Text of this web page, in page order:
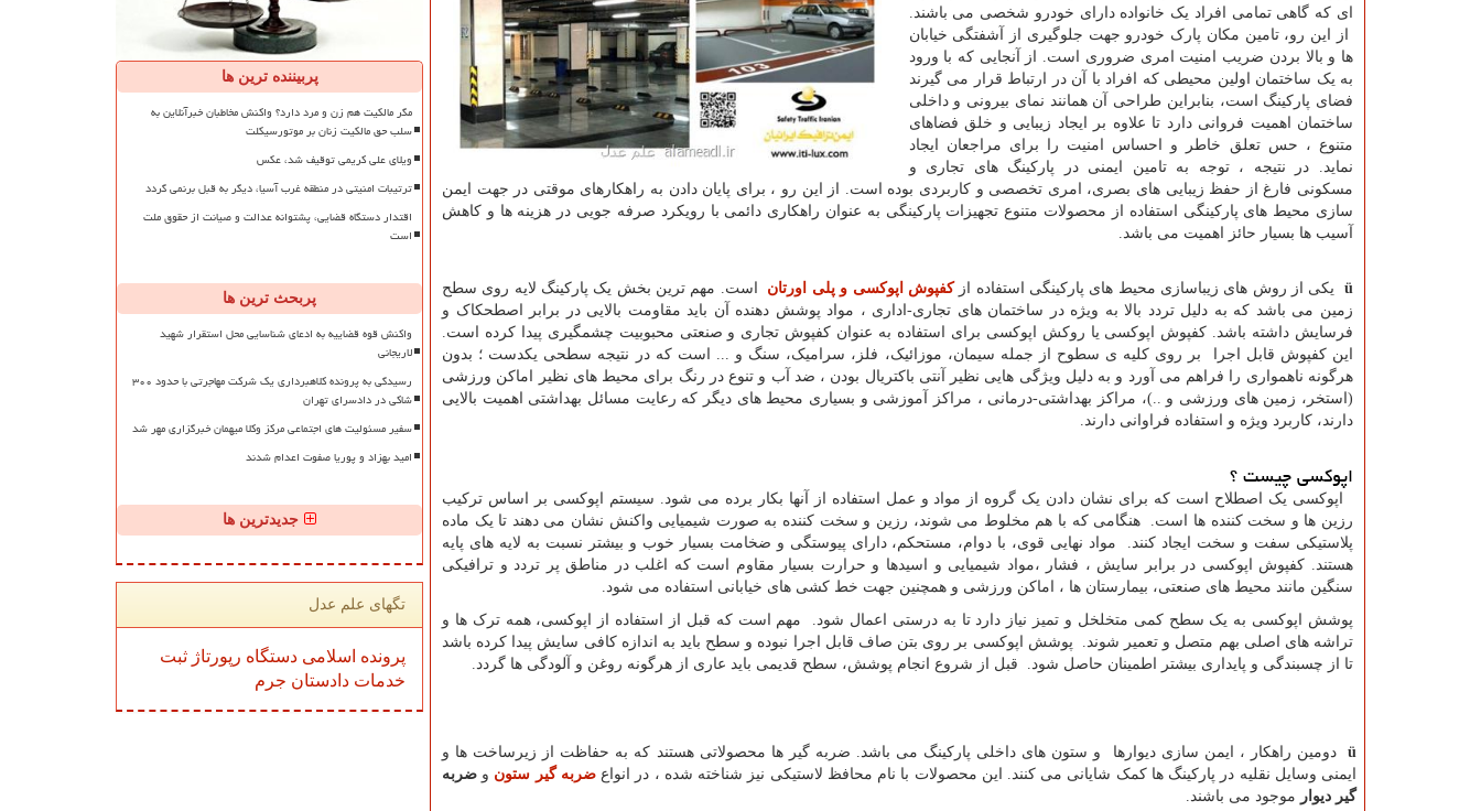
ای که گاهی تمامی افراد یک خانواده دارای خودرو شخصی می باشند.
از این رو، تامین مکان پارک خودرو جهت جلوگیری از آشفتگی خیابان
ها و بالا بردن ضریب امنیت امری ضروری است. از آنجایی که با ورود
به یک ساختمان اولین محیطی که افراد با آن در ارتباط قرار می گیرند
فضای پارکینگ است، بنابراین طراحی آن همانند نمای بیرونی و داخلی
ساختمان اهمیت فروانی دارد تا علاوه بر ایجاد زیبایی و خلق فضاهای
متنوع ، حس تعلق خاطر و احساس امنیت را برای مراجعان ایجاد
نماید. در نتیجه ، توجه به تامین ایمنی در پارکینگ های تجاری و
مسکونی فارغ از حفظ زیبایی های بصری، امری تخصصی و کاربردی بوده است. از این رو ، برای پایان دادن به راهکارهای موقتی در جهت ایمن
سازی محیط های پارکینگی استفاده از محصولات متنوع تجهیزات پارکینگی به عنوان راهکاری دائمی با رویکرد صرفه جویی در هزینه ها و کاهش
آسیب ها بسیار حائز اهمیت می باشد.
ü یکی از روش های زیباسازی محیط های پارکینگی استفاده ازکفپوش اپوکسی و پلی اورتان است. مهم ترین بخش یک پارکینگ لایه روی سطح
زمین می باشد که به دلیل تردد بالا به ویژه در ساختمان های تجاری-اداری ، مواد پوشش دهنده آن باید مقاومت بالایی در برابر اصطحکاک و
فرسایش داشته باشد. کفپوش اپوکسی یا روکش اپوکسی برای استفاده به عنوان کفپوش تجاری و صنعتی محبوبیت چشمگیری پیدا کرده است.
این کفپوش قابل اجرا بر روی کلیه ی سطوح از جمله سیمان، موزائیک، فلز، سرامیک، سنگ و ... است که در نتیجه سطحی یکدست ؛ بدون
هرگونه ناهمواری را فراهم می آورد و به دلیل ویژگی هایی نظیر آنتی باکتریال بودن ، ضد آب و تنوع در رنگ برای محیط های نظیر اماکن ورزشی
(استخر، زمین های ورزشی و ..)، مراکز بهداشتی-درمانی ، مراکز آموزشی و بسیاری محیط های دیگر که رعایت مسائل بهداشتی اهمیت بالایی
دارند، کاربرد ویژه و استفاده فراوانی دارند.
اپوکسی چیست ؟
اپوکسی یک اصطلاح است که برای نشان دادن یک گروه از مواد و عمل استفاده از آنها بکار برده می شود. سیستم اپوکسی بر اساس ترکیب
رزین ها و سخت کننده ها است. هنگامی که با هم مخلوط می شوند، رزین و سخت کننده به صورت شیمیایی واکنش نشان می دهند تا یک ماده
پلاستیکی سفت و سخت ایجاد کنند. مواد نهایی قوی، با دوام، مستحکم، دارای پیوستگی و ضخامت بسیار خوب و بیشتر نسبت به لایه های پایه
هستند. کفپوش اپوکسی در برابر سایش ، فشار ،مواد شیمیایی و اسیدها و حرارت بسیار مقاوم است که اغلب در مناطق پر تردد و ترافیکی
سنگین مانند محیط های صنعتی، بیمارستان ها ، اماکن ورزشی و همچنین جهت خط کشی های خیابانی استفاده می شود.
پوشش اپوکسی به یک سطح کمی متخلخل و تمیز نیاز دارد تا به درستی اعمال شود. مهم است که قبل از استفاده از اپوکسی، همه ترک ها و
تراشه های اصلی بهم متصل و تعمیر شوند. پوشش اپوکسی بر روی بتن صاف قابل اجرا نبوده و سطح باید به اندازه کافی سایش پیدا کرده باشد
تا از چسبندگی و پایداری بیشتر اطمینان حاصل شود. قبل از شروع انجام پوشش، سطح قدیمی باید عاری از هرگونه روغن و آلودگی ها گردد.
ü
دومین راهکار ، ایمن سازی دیوارها و ستون های داخلی پارکینگ می باشد. ضربه گیر ها محصولاتی هستند که به حفاظت از زیرساخت ها و
ایمنی وسایل نقلیه در پارکینگ ها کمک شایانی می کنند. این محصولات با نام محافظ لاستیکی نیز شناخته شده ، در انواعضربه گیر ستون و ضربه
گیر دیوار موجود می باشند.
پربیننده ترین ها
مگر مالکیت هم زن و مرد دارد؟ واکنش مخاطبان خبرآنلاین به
سلب حق مالکیت زنان بر موتورسیکلت
ویلای علی کریمی توقیف شد، عکس
ترتیبات امنیتی در منطقه غرب آسیا، دیگر به قبل برنمی گردد
اقتدار دستگاه قضایی، پشتوانه عدالت و صیانت از حقوق ملت
است
پربحث ترین ها
واکنش قوه قضاییه به ادعای شناسایی محل استقرار شهید
لاریجانی
رسیدگی به پرونده کلاهبرداری یک شرکت مهاجرتی با حدود ۳۰۰
شاکی در دادسرای تهران
سفیر مسئولیت های اجتماعی مرکز وکلا میهمان خبرگزاری مهر شد
امید بهزاد و پوریا صفوت اعدام شدند
جدیدترین ها
تگهای علم عدل
پرونده اسلامی دستگاه رپورتاژ ثبت
خدمات دادستان جرم